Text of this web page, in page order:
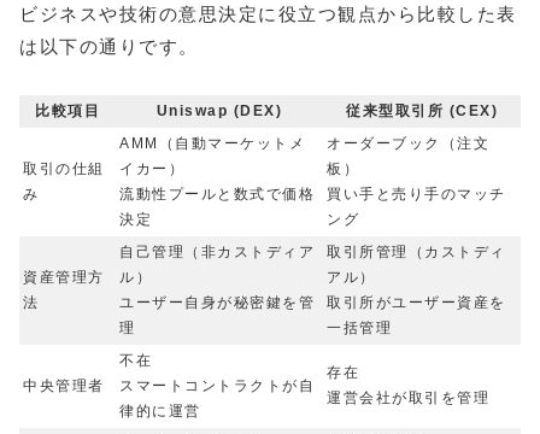
ビジネスや技術の意思決定に役立つ観点から比較した表
は以下の通りです。
比較項目 Uniswap (DEX) 従来型取引所 (CEX)
取引の仕組
み
AMM（自動マーケットメ
イカー）
流動性プールと数式で価格
決定
オーダーブック（注文
板）
買い手と売り手のマッチ
ング
資産管理方
法
自己管理（非カストディア
ル）
ユーザー自身が秘密鍵を管
理
取引所管理（カストディ
アル）
取引所がユーザー資産を
一括管理
中央管理者
不在
スマートコントラクトが自
律的に運営
存在
運営会社が取引を管理